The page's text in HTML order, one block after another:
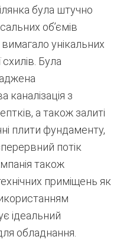
була штучно
об’ємів
унікальних
Була
каналізація з
а також залиті
плити фундаменту,
потік
також
приміщень як
ідеальний
обладнання.